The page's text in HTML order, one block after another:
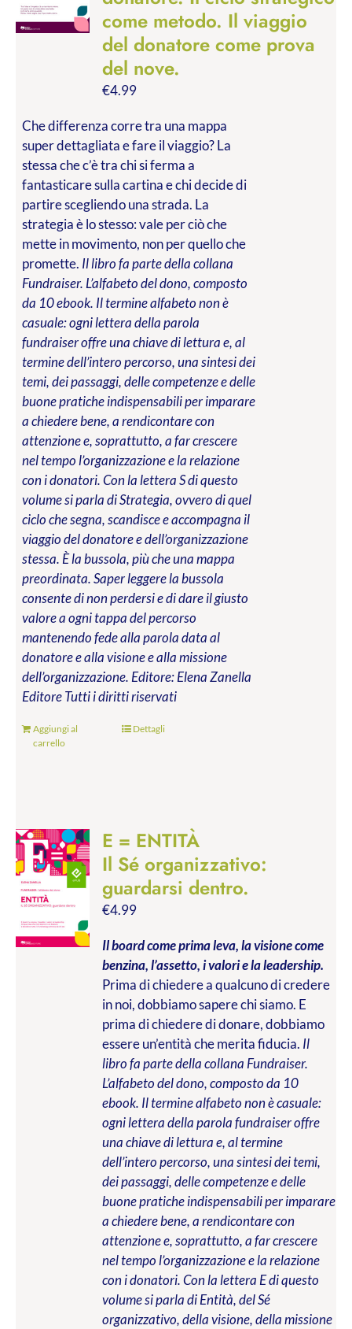
come metodo. Il viaggio
del donatore come prova
del nove.
€4.99
Che differenza corre tra una mappa
super dettagliata e fare il viaggio? La
stessa che c’è tra chi si ferma a
fantasticare sulla cartina e chi decide di
partire scegliendo una strada. La
strategia è lo stesso: vale per ciò che
mette in movimento, non per quello che
promette. Il libro fa parte della collana
Fundraiser. L’alfabeto del dono, composto
da 10 ebook. Il termine alfabeto non è
casuale: ogni lettera della parola
fundraiser offre una chiave di lettura e, al
termine dell’intero percorso, una sintesi dei
temi, dei passaggi, delle competenze e delle
buone pratiche indispensabili per imparare
a chiedere bene, a rendicontare con
attenzione e, soprattutto, a far crescere
nel tempo l’organizzazione e la relazione
con i donatori. Con la lettera S di questo
volume si parla di Strategia, ovvero di quel
ciclo che segna, scandisce e accompagna il
viaggio del donatore e dell’organizzazione
stessa. È la bussola, più che una mappa
preordinata. Saper leggere la bussola
consente di non perdersi e di dare il giusto
valore a ogni tappa del percorso
mantenendo fede alla parola data al
donatore e alla visione e alla missione
dell’organizzazione. Editore: Elena Zanella
EditoreTutti i diritti riservati
Aggiungi al
carrello
Dettagli
E = ENTITÀ
Il Sé organizzativo:
guardarsi dentro.
€4.99
Il board come prima leva, la visione come
benzina, l’assetto, i valori e la leadership.
Prima di chiedere a qualcuno di credere
in noi, dobbiamo sapere chi siamo. E
prima di chiedere di donare, dobbiamo
essere un’entità che merita fiducia. Il
libro fa parte della collana Fundraiser.
L’alfabeto del dono, composto da 10
ebook. Il termine alfabeto non è casuale:
ogni lettera della parola fundraiser offre
una chiave di lettura e, al termine
dell’intero percorso, una sintesi dei temi,
dei passaggi, delle competenze e delle
buone pratiche indispensabili per imparare
a chiedere bene, a rendicontare con
attenzione e, soprattutto, a far crescere
nel tempo l’organizzazione e la relazione
con i donatori. Con la lettera E di questo
volume si parla di Entità, del Sé
organizzativo, della visione, della missione